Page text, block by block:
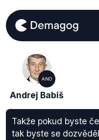
ANO
Andrej Babiš
Takže pokud byste
tak byste se